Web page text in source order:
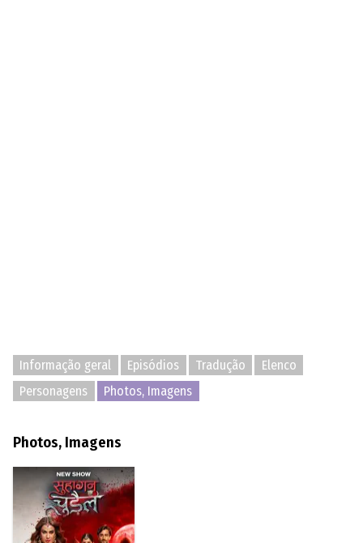
Informação geral Episódios Tradução
Elenco
Personagens
Photos, Imagens
Photos, Imagens